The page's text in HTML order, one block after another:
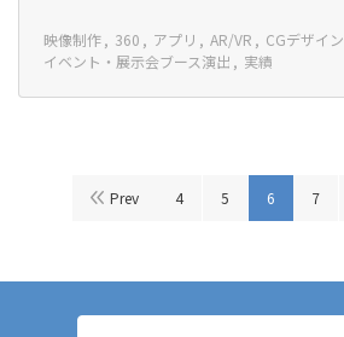
映像制作 360 アプリ AR/VR CGデザイン
イベント・展示会ブース演出
実績
Prev 4 5 6 7